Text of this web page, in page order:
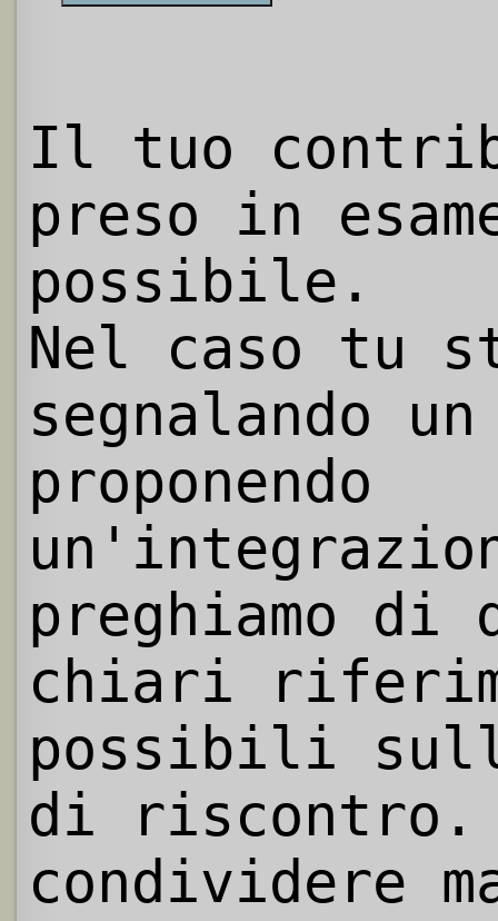
Il tuo
preso in
possibile.
Nel caso tu
segnalando
proponendo
preghiamo
chiari
possibili
di riscontro.
condividere